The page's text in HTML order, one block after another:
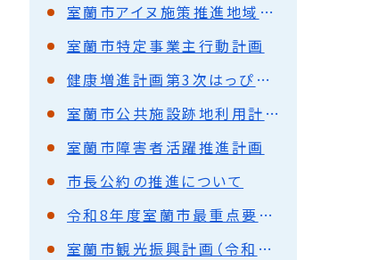
室蘭市アイヌ施策推進地域計画
室蘭市特定事業主行動計画
健康増進計画第3次はっぴい室蘭21
室蘭市公共施設跡地利用計画
室蘭市障害者活躍推進計画
市長公約の推進について
令和8年度室蘭市最重点要望事項
室蘭市観光振興計画（令和2年3月策定）